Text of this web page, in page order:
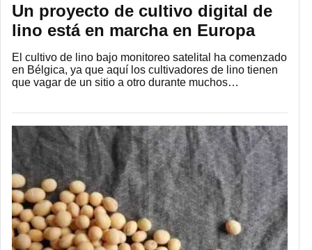
Un proyecto de cultivo digital de
lino está en marcha en Europa
El cultivo de lino bajo monitoreo satelital ha comenzado
en Bélgica, ya que aquí los cultivadores de lino tienen
que vagar de un sitio a otro durante muchos…